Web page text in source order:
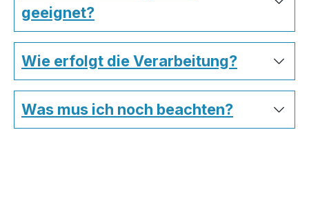
geeignet?
Wie erfolgt die Verarbeitung?
Was mus ich noch beachten?